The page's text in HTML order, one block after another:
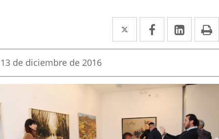
Twitter
Enlace
a
aplicación
externa.
Facebook
Enlace
a
aplicación
externa.
Enlace
a
Fecha
la
13 de diciembre de 2016